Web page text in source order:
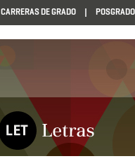
CARRERAS DE GRADO POSGRADO